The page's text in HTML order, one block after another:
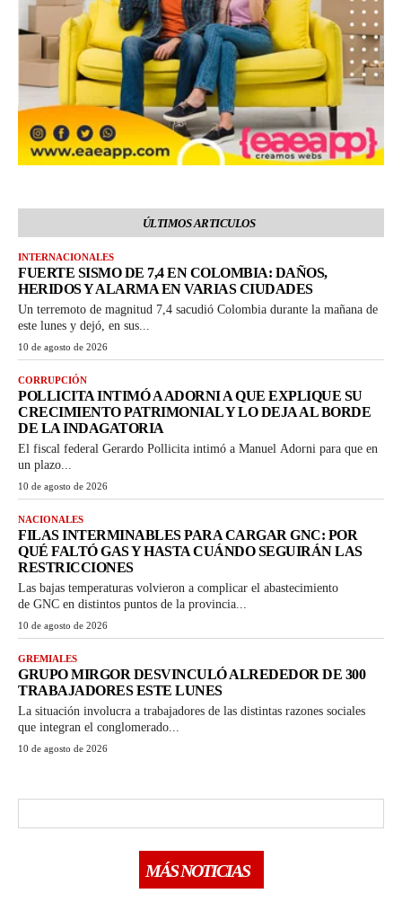
ÚLTIMOS ARTICULOS
INTERNACIONALES
FUERTE SISMO DE 7,4 EN COLOMBIA: DAÑOS,
HERIDOS Y ALARMA EN VARIAS CIUDADES
Un terremoto de magnitud 7,4 sacudió Colombia durante la mañana de
este lunes y dejó, en sus...
10 de agosto de 2026
CORRUPCIÓN
POLLICITA INTIMÓ A ADORNI A QUE EXPLIQUE SU
CRECIMIENTO PATRIMONIAL Y LO DEJA AL BORDE
DE LA INDAGATORIA
El fiscal federal Gerardo Pollicita intimó a Manuel Adorni para que en
un plazo...
10 de agosto de 2026
NACIONALES
FILAS INTERMINABLES PARA CARGAR GNC: POR
QUÉ FALTÓ GAS Y HASTA CUÁNDO SEGUIRÁN LAS
RESTRICCIONES
Las bajas temperaturas volvieron a complicar el abastecimiento
de GNC en distintos puntos de la provincia...
10 de agosto de 2026
GREMIALES
GRUPO MIRGOR DESVINCULÓ ALREDEDOR DE 300
TRABAJADORES ESTE LUNES
La situación involucra a trabajadores de las distintas razones sociales
que integran el conglomerado...
10 de agosto de 2026
MÁS NOTICIAS